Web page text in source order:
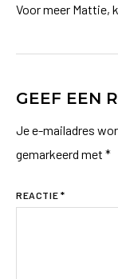
Voor meer Mattie,
GEEF EEN
Je e-mailadres
gemarkeerd met *
REACTIE *